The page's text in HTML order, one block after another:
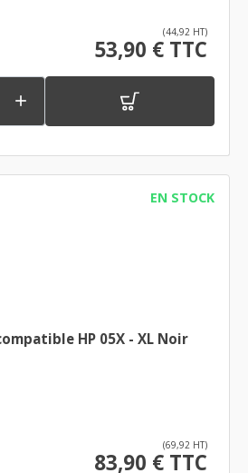
(44,92 HT)
53,90 € TTC

EN STOCK
Pack de 3 toners compatible HP 05X - XL Noir
(69,92 HT)
83,90 € TTC